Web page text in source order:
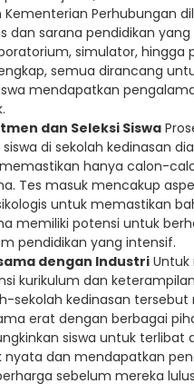
Kementerian Perhubungan
dan sarana pendidikan
simulator, hingga
semua dirancang
mendapatkan
dan Seleksi Siswa
siswa di sekolah kedinasan
hanya calon-
Tes masuk mencakup
untuk memastikan
memiliki potensi untuk
pendidikan yang intensif.
dengan Industri
kurikulum dan
sekolah kedinasan tersebut
erat dengan berbagai
siswa untuk terlibat
nyata dan mendapatkan
sebelum mereka